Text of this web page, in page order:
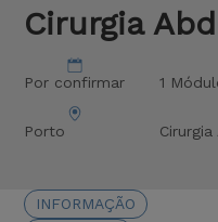
Cirurgia
Por confirmar 1
Porto
INFORMAÇÃO